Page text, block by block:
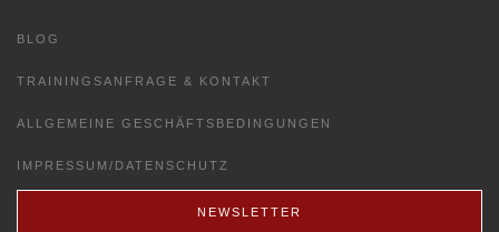
BLOG
TRAININGSANFRAGE & KONTAKT
ALLGEMEINE GESCHÄFTSBEDINGUNGEN
IMPRESSUM/DATENSCHUTZ
NEWSLETTER